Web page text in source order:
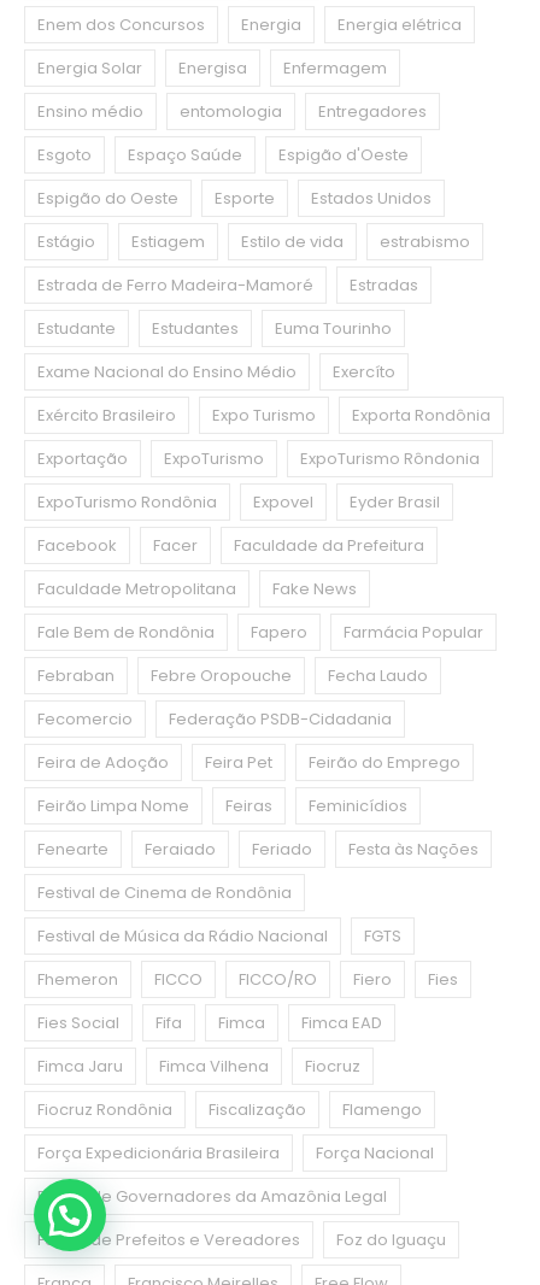
Enem dos Concursos
Energia
Energia elétrica
Energia Solar
Energisa
Enfermagem
Ensino médio
entomologia
Entregadores
Esgoto
Espaço Saúde
Espigão d'Oeste
Espigão do Oeste
Esporte
Estados Unidos
Estágio
Estiagem Estilo de vida
estrabismo
Estrada de Ferro Madeira-Mamoré
Estradas
Estudante
Estudantes
Euma Tourinho
Exame Nacional do Ensino Médio
Exercíto
Exército Brasileiro
Expo Turismo
Exporta Rondônia
Exportação
ExpoTurismo
ExpoTurismo Rôndonia
ExpoTurismo Rondônia
Expovel
Eyder Brasil
Facebook
Facer
Faculdade da Prefeitura
Faculdade Metropolitana
Fake News
Fale Bem de Rondônia
Fapero
Farmácia Popular
Febraban
Febre Oropouche
Fecha Laudo
Fecomercio
Federação PSDB-Cidadania
Feira de Adoção
Feira Pet
Feirão do Emprego
Feirão Limpa Nome
Feiras
Feminicídios
Fenearte
Feraiado Feriado
Festa às Nações
Festival de Cinema de Rondônia
Festival de Música da Rádio Nacional
FGTS
Fhemeron
FICCO FICCO/RO Fiero
Fies
Fies Social
Fifa Fimca
Fimca EAD
Fimca Jaru
Fimca Vilhena
Fiocruz
Fiocruz Rondônia
Fiscalização
Flamengo
Força Expedicionária Brasileira
Força Nacional
Fórum de Governadores da Amazônia Legal
Fórum de Prefeitos e Vereadores
Foz do Iguaçu